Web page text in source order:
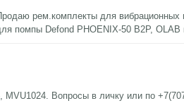
рем.комплекты для вибрационных
помпы Defond PHOENIX-50 B2P,
MVU1024. Вопросы в личку или по